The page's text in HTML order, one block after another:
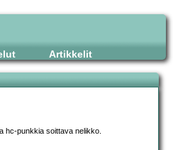
Artikkelit
hc-punkkia soittava nelikko.